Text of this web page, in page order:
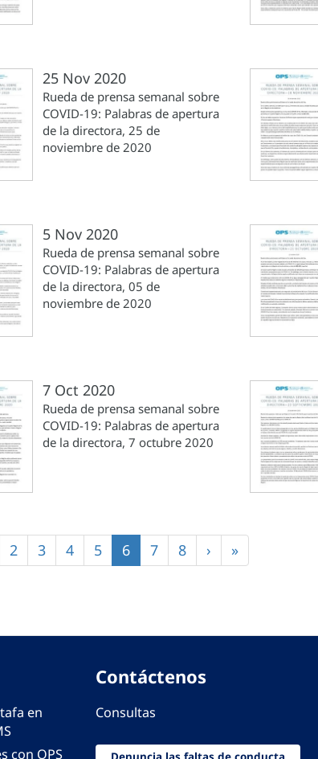
25 Nov 2020
Rueda de prensa semanal sobre
COVID-19: Palabras de apertura
de la directora, 25 de
noviembre de 2020
5 Nov 2020
Rueda de prensa semanal sobre
COVID-19: Palabras de apertura
de la directora, 05 de
noviembre de 2020
7 Oct 2020
Rueda de prensa semanal sobre
COVID-19: Palabras de apertura
de la directora, 7 octubre 2020
Página
2 Página
3 Página
4 Página
5
Página
actual
6 Página
7 Página
8
Siguiente
página
›
Última
página
»
en
con OPS
Contáctenos
Consultas